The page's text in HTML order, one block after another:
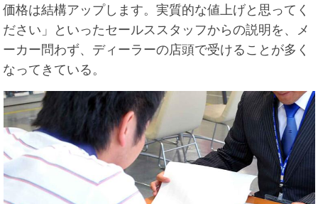
価格は結構アップします。実質的な値上げと思ってく
ださい」といったセールススタッフからの説明を、メ
ーカー問わず、ディーラーの店頭で受けることが多く
なってきている。